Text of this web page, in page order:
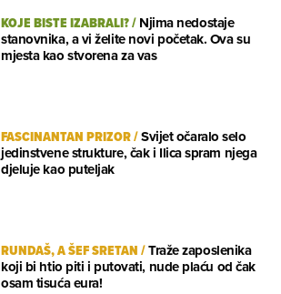
KOJE BISTE IZABRALI?/Njima nedostaje
stanovnika, a vi želite novi početak. Ova su
mjesta kao stvorena za vas
FASCINANTAN PRIZOR/Svijet očaralo selo
jedinstvene strukture, čak i Ilica spram njega
djeluje kao puteljak
RUNDAŠ, A ŠEF SRETAN/Traže zaposlenika
koji bi htio piti i putovati, nude plaću od čak
osam tisuća eura!